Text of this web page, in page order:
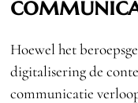
Hoewel het
digitalisering de
communicatie